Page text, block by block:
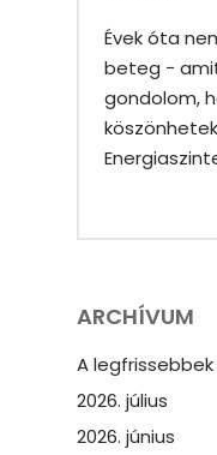
Évek óta
beteg −
gondolom,
ARCHÍVUM
A
2026. július
2026. június